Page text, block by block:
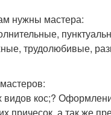
нужны мастера:
трудолюбивые,
видов кос;?